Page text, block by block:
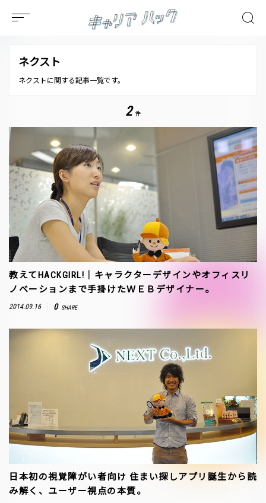
ネクスト
ネクストに関する記事一覧です。
2 件
教えてHACKGIRL!｜キャラクターデザインやオフィスリ
ノベーションまで手掛けたＷＥＢデザイナー。
2014.09.16 0 SHARE
日本初の視覚障がい者向け 住まい探しアプリ誕生から読
み解く、ユーザー視点の本質。